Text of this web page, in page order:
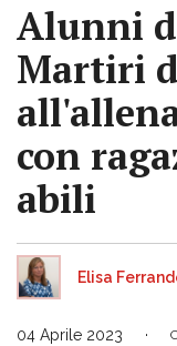
Alunni
Martiri
con
abili
Elisa
04 Aprile 2023